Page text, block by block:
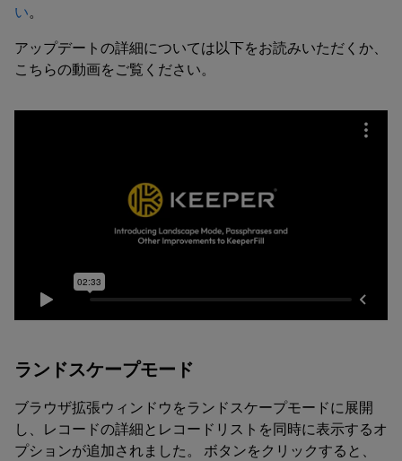
い。
アップデートの詳細については以下をお読みいただくか、
こちらの動画をご覧ください。
ランドスケープモード
ブラウザ拡張ウィンドウをランドスケープモードに展開
し、レコードの詳細とレコードリストを同時に表示するオ
プションが追加されました。 ボタンをクリックすると、